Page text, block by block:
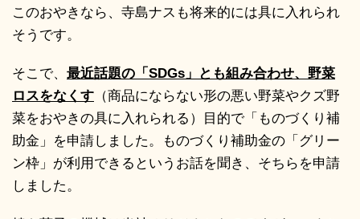
このおやきなら、寺島ナスも将来的には具に入れられ
そうです。
そこで、 最近話題の「SDGs」とも組み合わせ、野菜
ロスをなくす （商品にならない形の悪い野菜やクズ野
菜をおやきの具に入れられる）目的で「ものづくり補
助金」を申請しました。ものづくり補助金の「グリー
ン枠」が利用できるというお話を聞き、そちらを申請
しました。